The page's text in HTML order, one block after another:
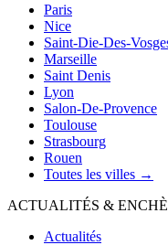
Paris
Nice
Saint-Die-Des-
Marseille
Saint Denis
Lyon
Salon-De-Provence
Toulouse
Strasbourg
Rouen
Toutes les villes →
ACTUALITÉS &
Actualités